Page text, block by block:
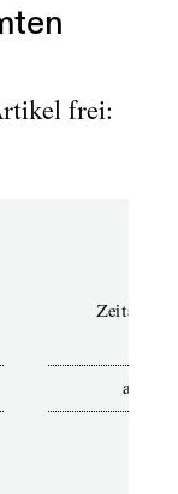
frei:
ab